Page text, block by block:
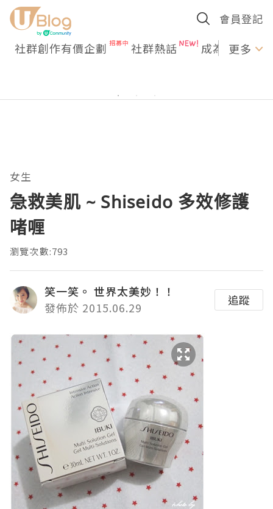
會員登記
社群創作有價企劃 社群熱話 成為U更多
女生
急救美肌 ~ Shiseido 多效修護
啫喱
瀏覽次數:793
笑一笑。 世界太美妙！！
發佈於 2015.06.29
追蹤